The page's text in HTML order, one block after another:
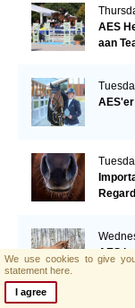
AES
aan
AES
We use cookies to give
statement here.
I agree